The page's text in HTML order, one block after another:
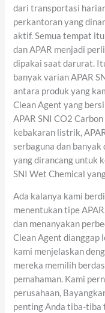
dari transportasi
perkantoran yang
aktif. Semua tempat
dan APAR menjadi
dipakai saat darurat.
banyak varian APAR
antara produk yang
Clean Agent yang
APAR SNI CO2
kebakaran listrik,
serbaguna dan banyak
yang dirancang untuk
SNI Wet Chemical
Ada kalanya kami
menentukan tipe
dan menanyakan
Clean Agent dianggap
kami menjelaskan
mereka memilih
pemahaman. Kami
perusahaan,
penting Anda tiba-tiba